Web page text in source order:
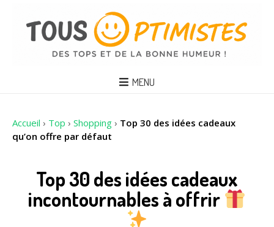
MENU
Accueil › Top › Shopping › Top 30 des idées cadeaux
qu’on offre par défaut
Top 30 des idées cadeaux
incontournables à offrir